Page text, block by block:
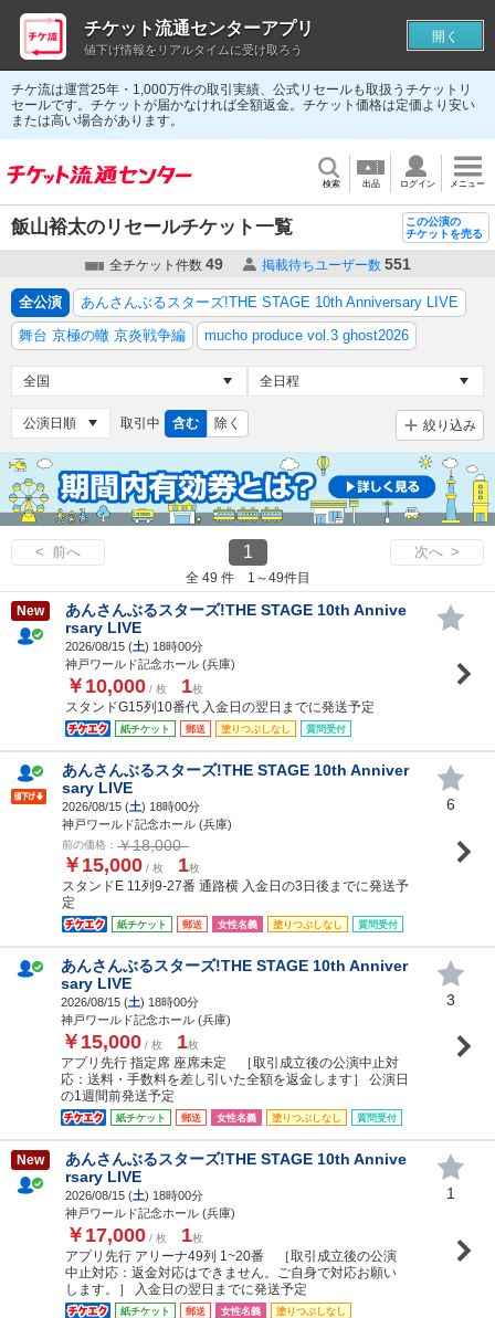
チケ流は運営25年・1,000万件の取引実績、公式リセールも取扱うチケットリ
セールです。チケットが届かなければ全額返金。チケット価格は定価より安い
または高い場合があります。
検索 出品 ログイン メニュー
飯山裕太のリセールチケット一覧
この公演の
チケットを売る
全チケット件数 49 掲載待ちユーザー数 551
全公演
あんさんぶるスターズ!THE STAGE 10th Anniversary LIVE
舞台 京極の轍 京炎戦争編
mucho produce vol.3 ghost2026
取引中 含む 除く 絞り込み
< 前へ 1 次へ >
全 49 件 1～49件目
New
あんさんぶるスターズ!THE STAGE 10th Annive
rsary LIVE
2026/08/15 (土) 18時00分
神戸ワールド記念ホール (兵庫)
￥10,000 / 枚 1枚
スタンドG15列10番代 入金日の翌日までに発送予定
紙チケット 郵送 塗りつぶしなし 質問受付
あんさんぶるスターズ!THE STAGE 10th Anniver
sary LIVE
2026/08/15 (土) 18時00分
神戸ワールド記念ホール (兵庫)
前の価格： ￥18,000
￥15,000 / 枚 1枚
スタンドE 11列9-27番 通路横 入金日の3日後までに発送予
定
紙チケット 郵送 女性名義 塗りつぶしなし 質問受付
6
あんさんぶるスターズ!THE STAGE 10th Anniver
sary LIVE
2026/08/15 (土) 18時00分
神戸ワールド記念ホール (兵庫)
￥15,000 / 枚 1枚
アプリ先行 指定席 座席未定 ［取引成立後の公演中止対
応：送料・手数料を差し引いた全額を返金します］ 公演日
の1週間前発送予定
紙チケット 郵送 女性名義 塗りつぶしなし 質問受付
3
New
あんさんぶるスターズ!THE STAGE 10th Annive
rsary LIVE
2026/08/15 (土) 18時00分
神戸ワールド記念ホール (兵庫)
￥17,000 / 枚 1枚
アプリ先行 アリーナ49列 1~20番 ［取引成立後の公演
中止対応：返金対応はできません。ご自身で対応お願い
します。］ 入金日の翌日までに発送予定
紙チケット 郵送 女性名義
塗りつぶしなし
1
チケット流通センターアプリ
値下げ情報をリアルタイムに受け取ろう
開く